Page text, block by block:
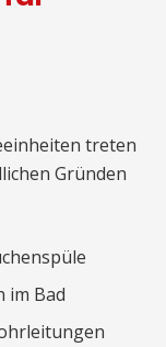
treten
Gründen
im Bad